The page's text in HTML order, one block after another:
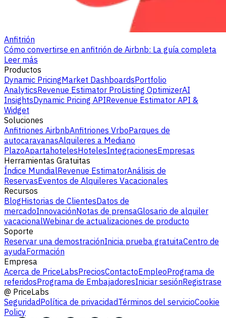
Anfitrión
Cómo convertirse en anfitrión de Airbnb: La guía completa
Leer más
Productos
Dynamic PricingMarket DashboardsPortfolio
AnalyticsRevenue Estimator ProListing OptimizerAI
InsightsDynamic Pricing APIRevenue Estimator API &
Widget
Soluciones
Anfitriones AirbnbAnfitriones VrboParques de
autocaravanasAlquileres a Mediano
PlazoApartahotelesHotelesIntegracionesEmpresas
Herramientas Gratuitas
Índice MundialRevenue EstimatorAnálisis de
ReservasEventos de Alquileres Vacacionales
Recursos
BlogHistorias de ClientesDatos de
mercadoInnovaciónNotas de prensaGlosario de alquiler
vacacionalWebinar de actualizaciones de producto
Soporte
Reservar una demostraciónInicia prueba gratuitaCentro de
ayudaFormación
Empresa
Acerca de PriceLabsPreciosContactoEmpleoPrograma de
referidosPrograma de EmbajadoresIniciar sesiónRegistrase
@ PriceLabs
SeguridadPolítica de privacidadTérminos del servicioCookie
Policy